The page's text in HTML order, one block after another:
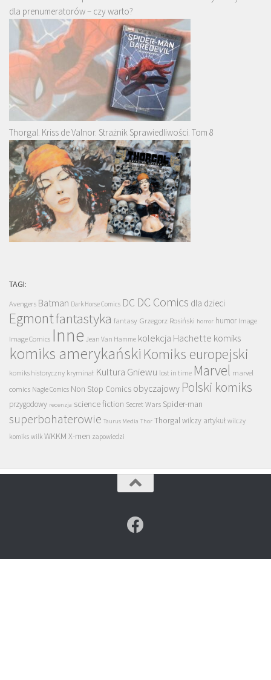
dla prenumeratorów – czy warto?
Thorgal. Kriss de Valnor. Strażnik Sprawiedliwości. Tom 8
TAGI:
Avengers Batman Dark Horse Comics DC DC Comics dla dzieci
Egmontfantastyka fantasy Grzegorz Rosiński horror humor Image
Image Comics Inne Jean Van Hamme kolekcja Hachette komiks
komiks amerykański Komiks europejski
komiks historyczny kryminał Kultura Gniewu lost in time Marvel marvel
comics Nagle Comics Non Stop Comics obyczajowy Polski komiks
przygodowy recenzja science fiction Secret Wars Spider-man
superbohaterowie Taurus Media Thor Thorgalwilczy artykuł wilczy
komiks wilk WKKM X-men zapowiedzi